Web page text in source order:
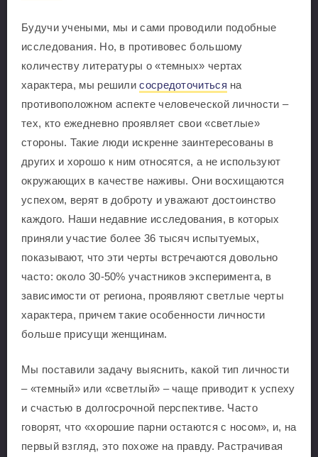
Будучи учеными, мы и сами проводили подобные
исследования. Но, в противовес большому
количеству литературы о «темных» чертах
характера, мы решилисосредоточиться на
противоположном аспекте человеческой личности –
тех, кто ежедневно проявляет свои «светлые»
стороны. Такие люди искренне заинтересованы в
других и хорошо к ним относятся, а не используют
окружающих в качестве наживы. Они восхищаются
успехом, верят в доброту и уважают достоинство
каждого. Наши недавние исследования, в которых
приняли участие более 36 тысяч испытуемых,
показывают, что эти черты встречаются довольно
часто: около 30-50% участников эксперимента, в
зависимости от региона, проявляют светлые черты
характера, причем такие особенности личности
больше присущи женщинам.
Мы поставили задачу выяснить, какой тип личности
– «темный» или «светлый» – чаще приводит к успеху
и счастью в долгосрочной перспективе. Часто
говорят, что «хорошие парни остаются с носом», и, на
первый взгляд, это похоже на правду. Растрачивая